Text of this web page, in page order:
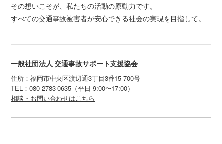
その想いこそが、私たちの活動の原動力です。
すべての交通事故被害者が安心できる社会の実現を目指して。
一般社団法人 交通事故サポート支援協会
住所：福岡市中央区渡辺通3丁目3番15-700号
TEL：080-2783-0635（平日 9:00〜17:00）
相談・お問い合わせはこちら